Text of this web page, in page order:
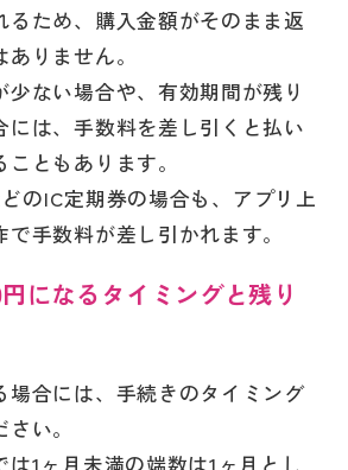
るため、購入金額がそのまま返
りません。
ない場合や、有効期間が残り
には、手数料を差し引くと払い
ともあります。
のIC定期券の場合も、アプリ上
手数料が差し引かれます。
になるタイミングと残り
場合には、手続きのタイミング
い。
1ヶ月未満の端数は1ヶ月とし